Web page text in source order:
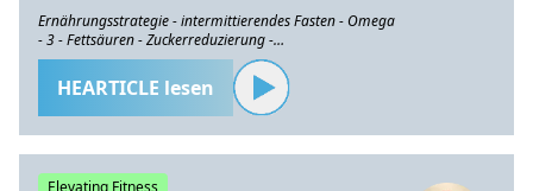
Ernährungsstrategie - intermittierendes Fasten - Omega
- 3 - Fettsäuren - Zuckerreduzierung -
Gesundheitserhaltung
HEARTICLE lesen
Elevating Fitness